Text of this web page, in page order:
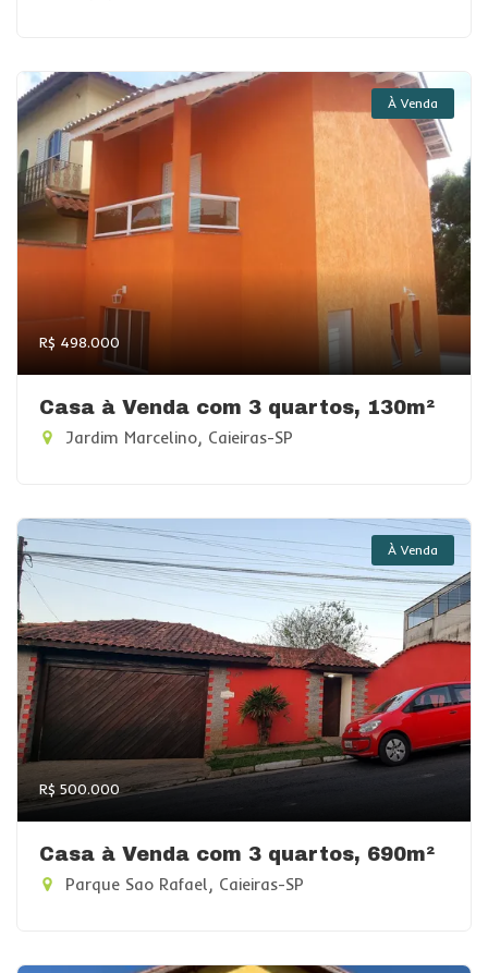
À Venda
R$ 498.000
Casa à Venda com 3 quartos, 130m²
Jardim Marcelino, Caieiras-SP
À Venda
R$ 500.000
Casa à Venda com 3 quartos, 690m²
Parque Sao Rafael, Caieiras-SP